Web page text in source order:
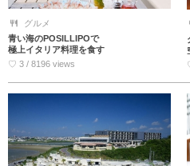
グルメ
青い海のPOSILLIPOで
極上イタリア料理を食す
♡ 3 / 8196 views